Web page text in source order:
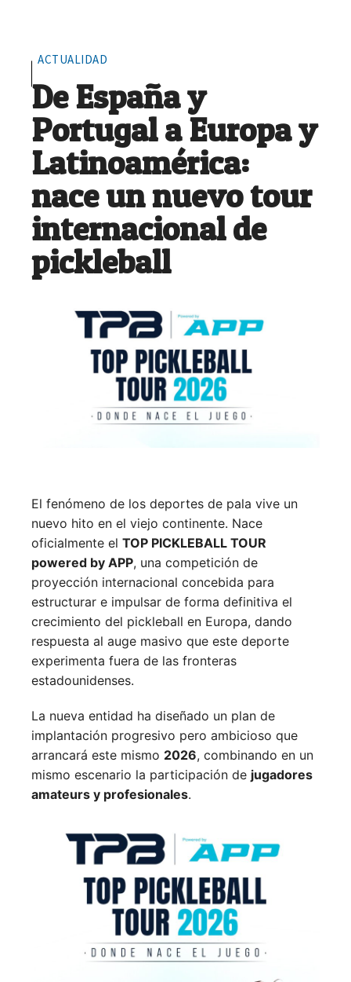
ACTUALIDAD
De España y
Portugal a Europa y
Latinoamérica:
nace un nuevo tour
internacional de
pickleball
El fenómeno de los deportes de pala vive un
nuevo hito en el viejo continente. Nace
oficialmente el TOP PICKLEBALL TOUR
powered by APP, una competición de
proyección internacional concebida para
estructurar e impulsar de forma definitiva el
crecimiento del pickleball en Europa, dando
respuesta al auge masivo que este deporte
experimenta fuera de las fronteras
estadounidenses.
La nueva entidad ha diseñado un plan de
implantación progresivo pero ambicioso que
arrancará este mismo 2026, combinando en un
mismo escenario la participación de jugadores
amateurs y profesionales.